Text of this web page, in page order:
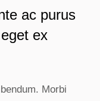
ac purus
ex
Morbi